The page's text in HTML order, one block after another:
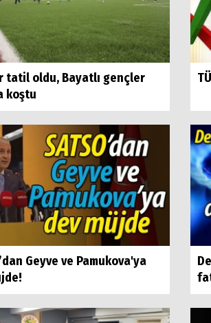
tatil oldu, Bayatlı gençler
koştu
Geyve ve Pamukova'ya